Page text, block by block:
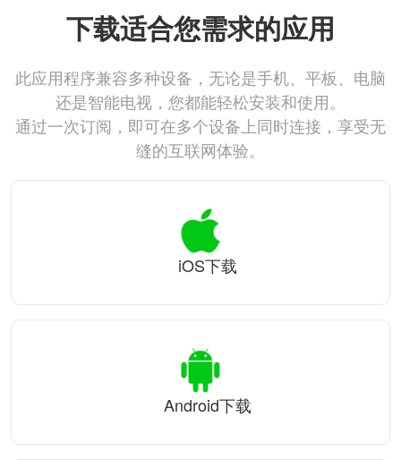
下载适合您需求的应用
此应用程序兼容多种设备，无论是手机、平板、电脑
还是智能电视，您都能轻松安装和使用。
通过一次订阅，即可在多个设备上同时连接，享受无
缝的互联网体验。
iOS下载
Android下载